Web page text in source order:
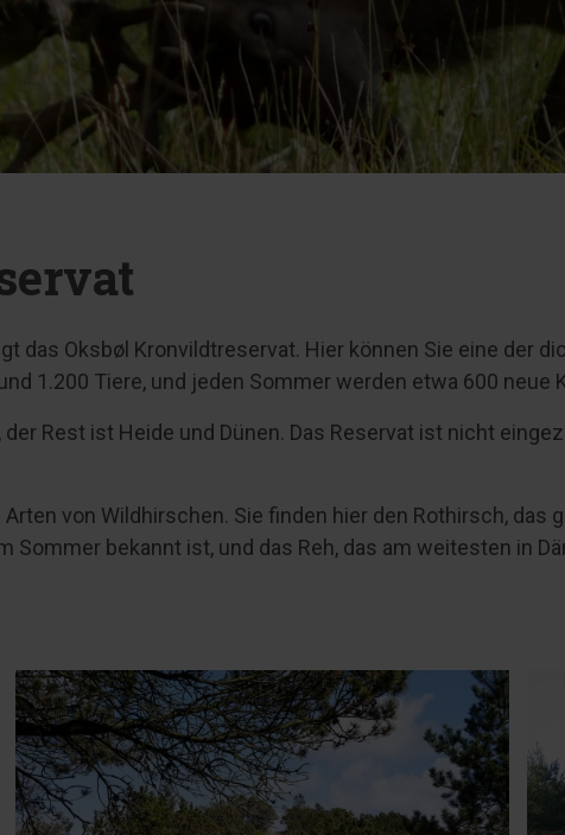
das Oksbøl Kronvildtreservat. Hier können Sie eine der
1.200 Tiere, und jeden Sommer werden etwa 600 neue
Rest ist Heide und Dünen. Das Reservat ist nicht
von Wildhirschen. Sie finden hier den Rothirsch, das
Sommer bekannt ist, und das Reh, das am weitesten in